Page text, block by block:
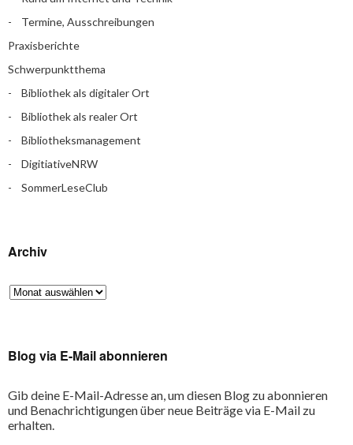
Termine, Ausschreibungen
Praxisberichte
Schwerpunktthema
Bibliothek als digitaler Ort
Bibliothek als realer Ort
Bibliotheksmanagement
DigitiativeNRW
SommerLeseClub
Archiv
Blog via E-Mail abonnieren
Gib deine E-Mail-Adresse an, um diesen Blog zu abonnieren
und Benachrichtigungen über neue Beiträge via E-Mail zu
erhalten.